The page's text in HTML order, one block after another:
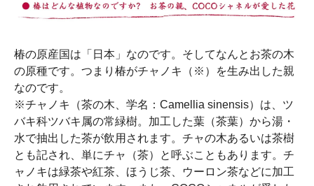
椿の原産国は「日本」なのです。そしてなんとお茶の木
の原種です。つまり椿がチャノキ（※）を生み出した親
なのです。
※チャノキ（茶の木、学名：Camellia sinensis）は、ツ
バキ科ツバキ属の常緑樹。加工した葉（茶葉）から湯・
水で抽出した茶が飲用されます。チャの木あるいは茶樹
とも記され、単にチャ（茶）と呼ぶこともあります。チ
ャノキは緑茶や紅茶、ほうじ茶、ウーロン茶などに加工